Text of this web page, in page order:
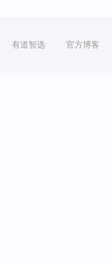
有道智选 官方博客